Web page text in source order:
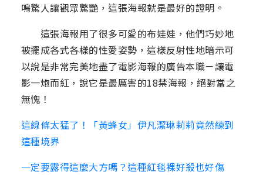
鳴驚人讓觀眾驚艷，這張海報就是最好的證明。
這張海報用了很多可愛的布娃娃，他們巧妙地
被擺成各式各樣的性愛姿勢，這樣反射性地暗示可
以說是非常完美地盡了電影海報的廣告本職－讓電
影一炮而紅，說它是最厲害的18禁海報，絕對當之
無愧！
這線條太猛了！「黃蜂女」伊凡潔琳莉莉竟然練到
這種境界
一定要露得這麼大方嗎？這種紅毯裸好殺也好傷